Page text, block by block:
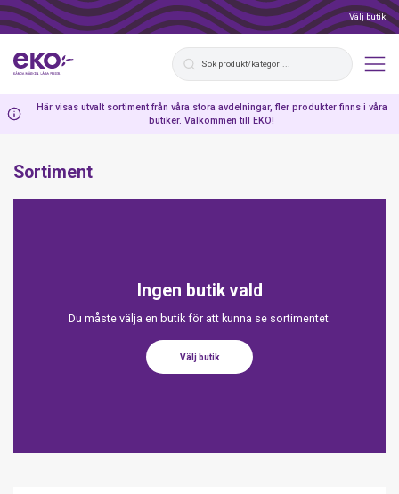
Välj butik
Här visas utvalt sortiment från våra stora avdelningar, fler produkter finns i våra
butiker. Välkommen till EKO!
Sortiment
Ingen butik vald
Du måste välja en butik för att kunna se sortimentet.
Välj butik